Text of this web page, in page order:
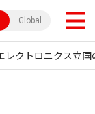
Global
レクトロニクス立